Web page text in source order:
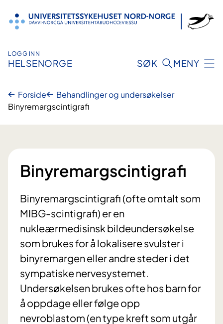
innhold
LOGG INN
HELSENORGE SØK MENY
Forside
Behandlinger og undersøkelser
Binyremargscintigrafi
Binyremargscintigrafi
Binyremargscintigrafi (ofte omtalt som
MIBG-scintigrafi) er en
nukleærmedisinsk bildeundersøkelse
som brukes for å lokalisere svulster i
binyremargen eller andre steder i det
sympatiske nervesystemet.
Undersøkelsen brukes ofte hos barn for
å oppdage eller følge opp
nevroblastom (en type kreft som utgår